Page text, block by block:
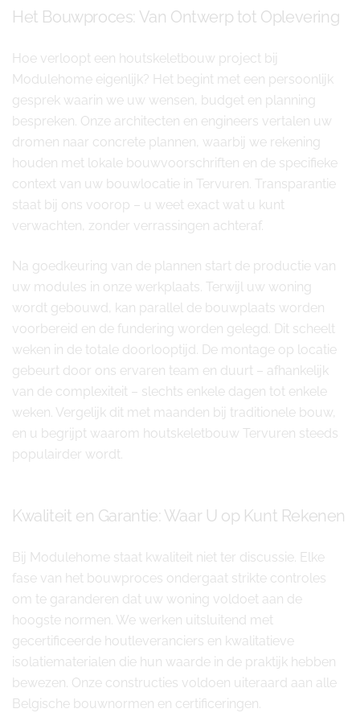
Het Bouwproces: Van Ontwerp tot Oplevering
Hoe verloopt een houtskeletbouw project bij
Modulehome eigenlijk? Het begint met een persoonlijk
gesprek waarin we uw wensen, budget en planning
bespreken. Onze architecten en engineers vertalen uw
dromen naar concrete plannen, waarbij we rekening
houden met lokale bouwvoorschriften en de specifieke
context van uw bouwlocatie in Tervuren. Transparantie
staat bij ons voorop – u weet exact wat u kunt
verwachten, zonder verrassingen achteraf.
Na goedkeuring van de plannen start de productie van
uw modules in onze werkplaats. Terwijl uw woning
wordt gebouwd, kan parallel de bouwplaats worden
voorbereid en de fundering worden gelegd. Dit scheelt
weken in de totale doorlooptijd. De montage op locatie
gebeurt door ons ervaren team en duurt – afhankelijk
van de complexiteit – slechts enkele dagen tot enkele
weken. Vergelijk dit met maanden bij traditionele bouw,
en u begrijpt waarom houtskeletbouw Tervuren steeds
populairder wordt.
Kwaliteit en Garantie: Waar U op Kunt Rekenen
Bij Modulehome staat kwaliteit niet ter discussie. Elke
fase van het bouwproces ondergaat strikte controles
om te garanderen dat uw woning voldoet aan de
hoogste normen. We werken uitsluitend met
gecertificeerde houtleveranciers en kwalitatieve
isolatiematerialen die hun waarde in de praktijk hebben
bewezen. Onze constructies voldoen uiteraard aan alle
Belgische bouwnormen en certificeringen.